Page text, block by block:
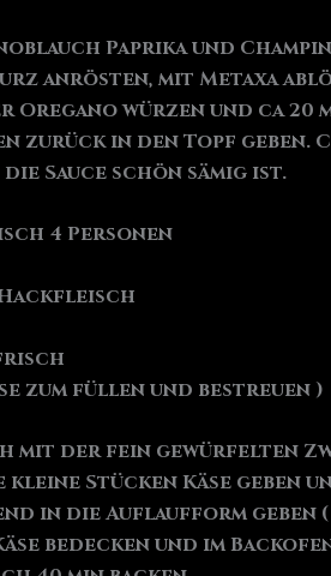
Paprika und
anrösten, mit Metaxa
Oregano würzen und ca 20
zurück in den Topf geben.
Sauce schön sämig ist.
4 Personen
Hackfleisch
zum füllen und bestreuen )
mit der fein gewürfelten
Stücken Käse geben
in die Auflaufform geben
bedecken und im